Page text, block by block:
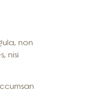
non
nisi